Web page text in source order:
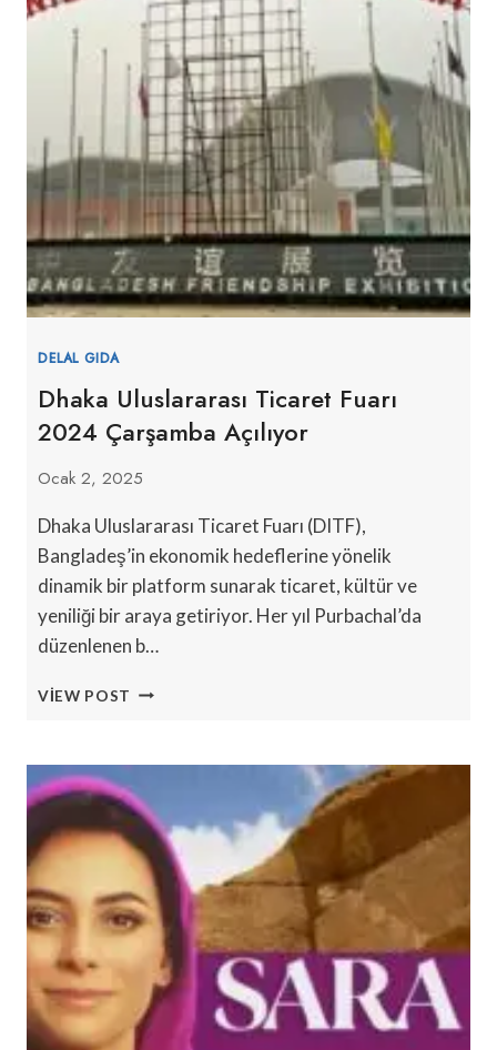
DELAL GIDA
Dhaka Uluslararası Ticaret Fuarı
2024 Çarşamba Açılıyor
Ocak 2, 2025
Dhaka Uluslararası Ticaret Fuarı (DITF),
Bangladeş’in ekonomik hedeflerine yönelik
dinamik bir platform sunarak ticaret, kültür ve
yeniliği bir araya getiriyor. Her yıl Purbachal’da
düzenlenen b…
VIEW POST DHAKA
2024
ÇARŞAMBA
AÇILIYOR